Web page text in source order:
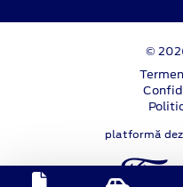
©
platformă